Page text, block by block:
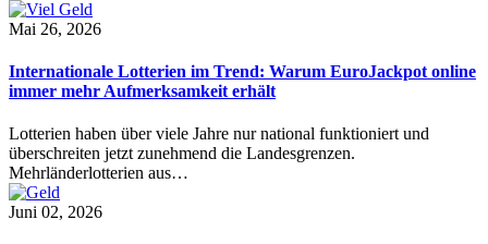
Mai 26, 2026
Internationale Lotterien im Trend: Warum EuroJackpot online
immer mehr Aufmerksamkeit erhält
Lotterien haben über viele Jahre nur national funktioniert und
überschreiten jetzt zunehmend die Landesgrenzen.
Mehrländerlotterien aus…
Juni 02, 2026